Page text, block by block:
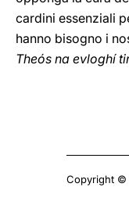
cardini essenziali
hanno bisogno i
Theós na evloghí
Copyright ©